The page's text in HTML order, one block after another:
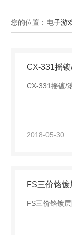
您的位置： 电子游
CX-331摇
CX-331摇镀/
2018-05-30
FS三价铬
FS三价铬镀